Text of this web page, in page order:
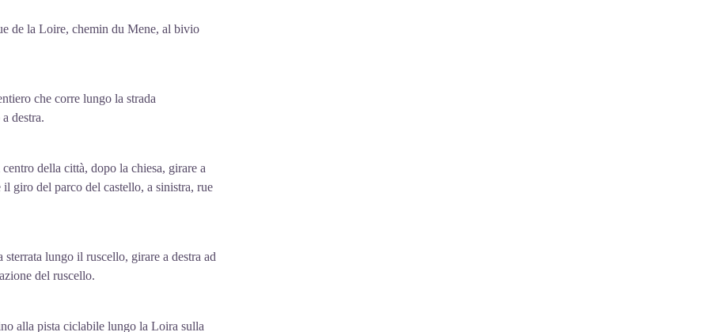
moglie dal 1499), una ricostruzione
Luigi XII, combinando lo stile gotico
de la Loire, chemin du Mene, al bivio
che corre lungo la strada
destra.
della città, dopo la chiesa, girare a
giro del parco del castello, a sinistra, rue
lungo il ruscello, girare a destra ad
del ruscello.
alla pista ciclabile lungo la Loira sulla